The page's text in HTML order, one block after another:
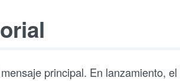
principal. En lanzamiento, el